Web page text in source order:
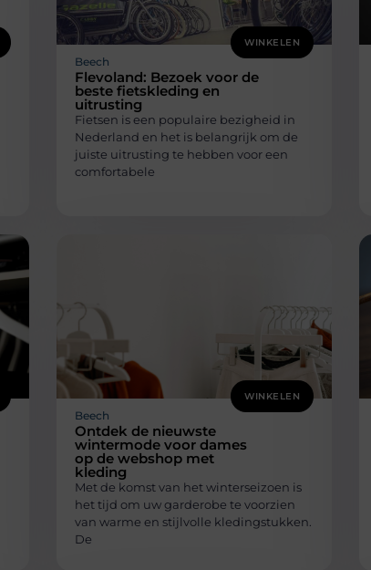
WINKELEN
Beech
Flevoland: Bezoek voor de
beste fietskleding en
uitrusting
Fietsen is een populaire bezigheid in
Nederland en het is belangrijk om de
juiste uitrusting te hebben voor een
comfortabele
WINKELEN
Beech
Ontdek de nieuwste
wintermode voor dames
op de webshop met
kleding
Met de komst van het winterseizoen is
het tijd om uw garderobe te voorzien
van warme en stijlvolle kledingstukken.
De